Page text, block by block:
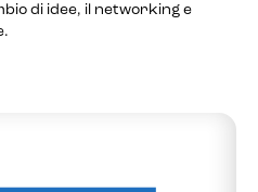
di idee, il networking e